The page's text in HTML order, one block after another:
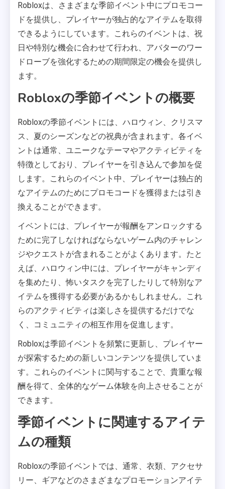
Robloxは、さまざまな季節イベント中にプロモコー
ドを提供し、プレイヤーが独占的なアイテムを取得
できるようにしています。これらのイベントは、祝
日や特別な機会に合わせて行われ、アバターのワー
ドローブを強化するための期間限定の機会を提供し
ます。
Robloxの季節イベントの概要
Robloxの季節イベントには、ハロウィン、クリスマ
ス、夏のシーズンなどの祝典が含まれます。各イベ
ントは通常、ユニークなテーマやアクティビティを
特徴としており、プレイヤーを引き込んで参加を促
します。これらのイベント中、プレイヤーは独占的
なアイテムのためにプロモコードを獲得または引き
換えることができます。
イベントには、プレイヤーが報酬をアンロックする
ために完了しなければならないゲーム内のチャレン
ジやクエストが含まれることがよくあります。たと
えば、ハロウィン中には、プレイヤーがキャンディ
を集めたり、怖いタスクを完了したりして特別なア
イテムを獲得する必要があるかもしれません。これ
らのアクティビティは楽しさを提供するだけでな
く、コミュニティの相互作用を促進します。
Robloxは季節イベントを頻繁に更新し、プレイヤー
が探索するための新しいコンテンツを提供していま
す。これらのイベントに関与することで、貴重な報
酬を得て、全体的なゲーム体験を向上させることが
できます。
季節イベントに関連するアイテ
ムの種類
Robloxの季節イベントでは、通常、衣類、アクセサ
リー、ギアなどのさまざまなプロモーションアイテ